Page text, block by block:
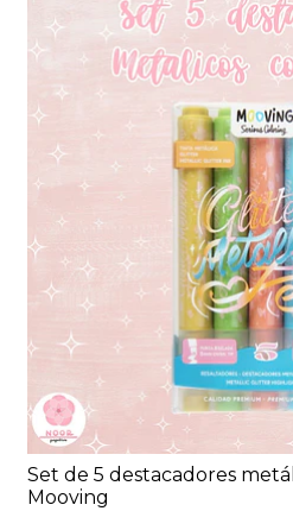
Set de 5 destacadores
Mooving